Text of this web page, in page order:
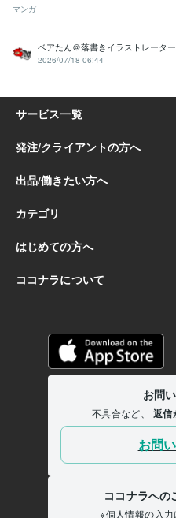
マンガ
ベアたん＠落書きイラストレーター
2026/07/18 06:44